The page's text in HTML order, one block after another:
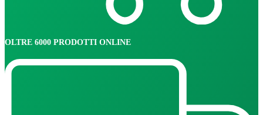
OLTRE 6000 PRODOTTI ONLINE